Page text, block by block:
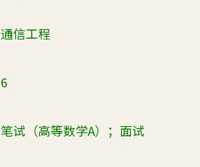
通信工程
6
笔试（高等数学A）；面试